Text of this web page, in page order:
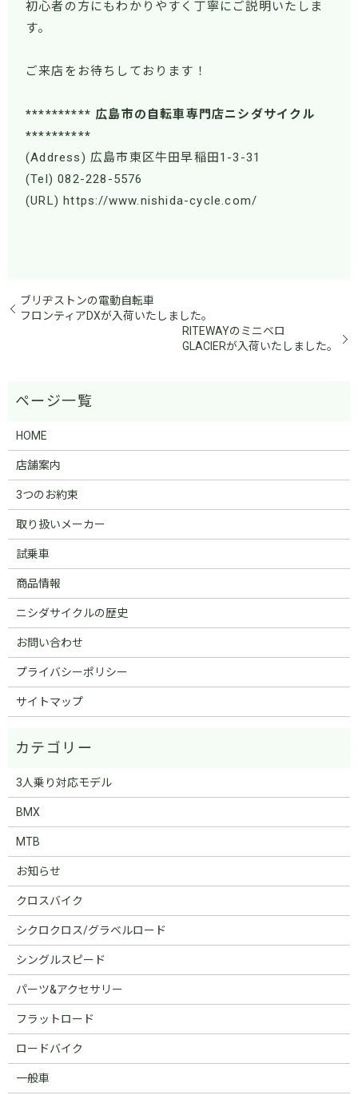
初心者の方にもわかりやすく丁寧にご説明いたしま
す。
ご来店をお待ちしております！
********** 広島市の自転車専門店ニシダサイクル
**********
(Address) 広島市東区牛田早稲田1-3-31
(Tel) 082-228-5576
(URL) https://www.nishida-cycle.com/
ブリヂストンの電動自転車
フロンティアDXが入荷いたしました。
RITEWAYのミニベロ
GLACIERが入荷いたしました。
HOME
店舗案内
3つのお約束
取り扱いメーカー
試乗車
商品情報
ニシダサイクルの歴史
お問い合わせ
プライバシーポリシー
サイトマップ
3人乗り対応モデル
BMX
MTB
お知らせ
クロスバイク
シクロクロス/グラベルロード
シングルスピード
パーツ&アクセサリー
フラットロード
ロードバイク
一般車